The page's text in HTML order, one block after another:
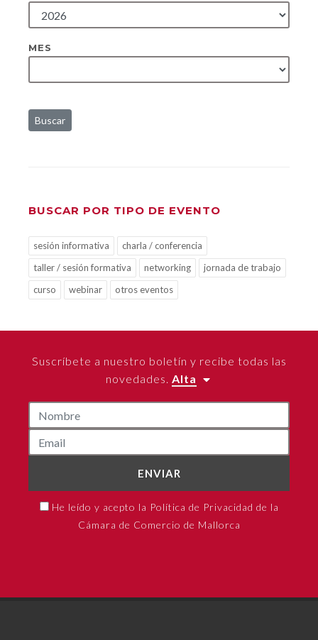
MES
Buscar
BUSCAR POR TIPO DE EVENTO
sesión informativa
charla / conferencia
taller / sesión formativa
networking
jornada de trabajo
curso
webinar otros eventos
Suscríbete a nuestro boletín y recibe todas las
novedades. Alta
ENVIAR
He leído y acepto la Política de Privacidad de la
Cámara de Comercio de Mallorca